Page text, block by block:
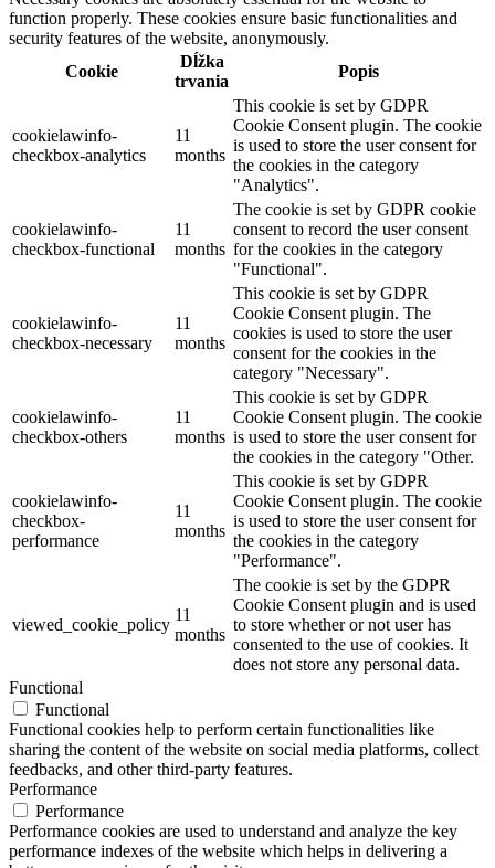
function properly. These cookies ensure basic functionalities and
security features of the website, anonymously.
Cookie
Dĺžka
trvania
Popis
cookielawinfo-
checkbox-analytics
11
months
This cookie is set by GDPR
Cookie Consent plugin. The cookie
is used to store the user consent for
the cookies in the category
"Analytics".
cookielawinfo-
checkbox-functional
11
months
The cookie is set by GDPR cookie
consent to record the user consent
for the cookies in the category
"Functional".
cookielawinfo-
checkbox-necessary
11
months
This cookie is set by GDPR
Cookie Consent plugin. The
cookies is used to store the user
consent for the cookies in the
category "Necessary".
cookielawinfo-
checkbox-others
11
months
This cookie is set by GDPR
Cookie Consent plugin. The cookie
is used to store the user consent for
the cookies in the category "Other.
cookielawinfo-
checkbox-
performance
11
months
This cookie is set by GDPR
Cookie Consent plugin. The cookie
is used to store the user consent for
the cookies in the category
"Performance".
viewed_cookie_policy
11
months
The cookie is set by the GDPR
Cookie Consent plugin and is used
to store whether or not user has
consented to the use of cookies. It
does not store any personal data.
Functional
Functional
Functional cookies help to perform certain functionalities like
sharing the content of the website on social media platforms, collect
feedbacks, and other third-party features.
Performance
Performance
Performance cookies are used to understand and analyze the key
performance indexes of the website which helps in delivering a